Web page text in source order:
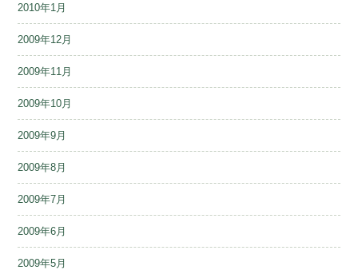
2010年1月
2009年12月
2009年11月
2009年10月
2009年9月
2009年8月
2009年7月
2009年6月
2009年5月